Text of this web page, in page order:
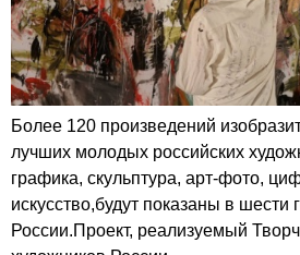
Более 120 произведений
лучших молодых российских
графика, скульптура, арт-фото,
искусство,будут показаны в шести
России.Проект, реализуемый